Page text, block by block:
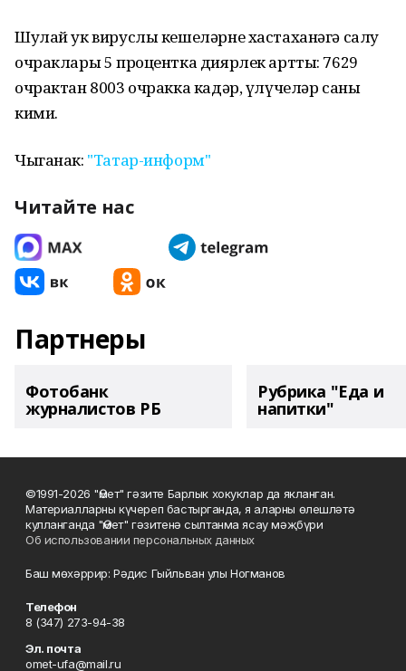
Шулай ук вируслы кешеләрне хастаханәгә салу
очраклары 5 процентка диярлек артты: 7629
очрактан 8003 очракка кадәр, үлүчеләр саны
кими.
Чыганак: "Татар-информ"
Читайте нас
Партнеры
Фотобанк
журналистов РБ
Рубрика "Еда и
напитки"
©1991-2026 "Өмет" гәзите Барлык хокуклар да якланган.
Материалларны күчереп бастырганда, я аларны өлешләтә
кулланганда "Өмет" гәзитенә сылтанма ясау мәҗбүри
Об использовании персональных данных
Баш мөхәррир: Рәдис Гыйльван улы Ногманов
Телефон
8 (347) 273-94-38
Эл. почта
omet-ufa@mail.ru